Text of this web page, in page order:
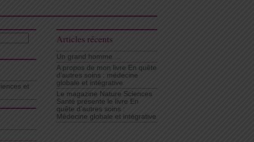
et
Articles récents
Un grand homme …
A propos de mon livre En quête
d’autres soins : médecine
globale et intégrative
Le magazine Nature Sciences
Santé présente le livre En
quête d’autres soins :
Médecine globale et intégrative